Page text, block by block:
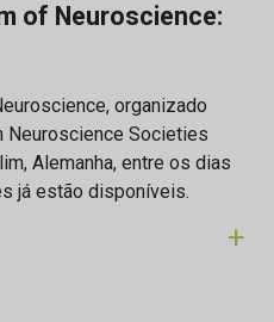
of Neuroscience:
organizado
Neuroscience Societies
Alemanha, entre os dias
já estão disponíveis.
+